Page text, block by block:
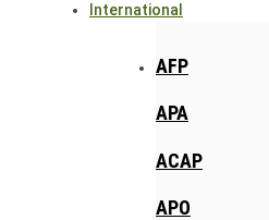
International
AFP
APA
ACAP
APO